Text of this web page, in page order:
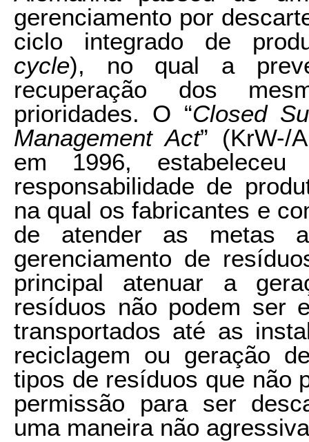
gerenciamento por
ciclo integrado de
cycle), no qual a
recuperação dos
prioridades. O “Closed
Management Act” (KrW-/
em 1996,
responsabilidade de
na qual os fabricantes e
de atender as metas
gerenciamento de
principal atenuar a
resíduos não podem ser
transportados até as
reciclagem ou geração
tipos de resíduos que não
permissão para ser
uma maneira não